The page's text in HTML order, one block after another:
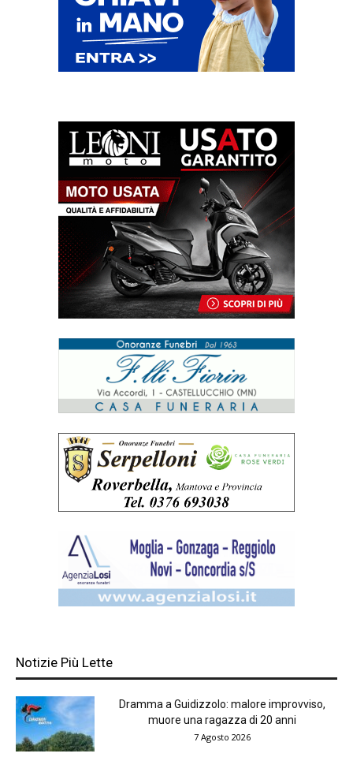
Notizie Più Lette
Dramma a Guidizzolo: malore improvviso,
muore una ragazza di 20 anni
7 Agosto 2026